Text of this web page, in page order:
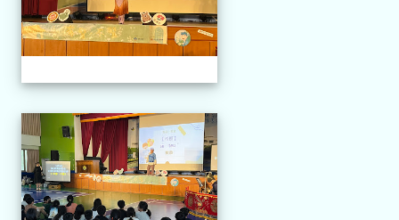
114.04.21 榮興採茶劇團演